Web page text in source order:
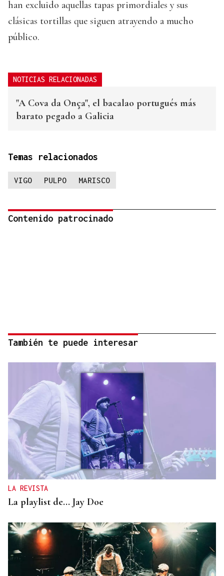
han excluido aquellas tapas primordiales y sus
clásicas tortillas que siguen atrayendo a mucho
público.
NOTICIAS RELACIONADAS
"A Cova da Onça", el bacalao portugués más
barato pegado a Galicia
Temas relacionados
VIGO PULPO MARISCO
Contenido patrocinado
También te puede interesar
LA REVISTA
La playlist de... Jay Doe